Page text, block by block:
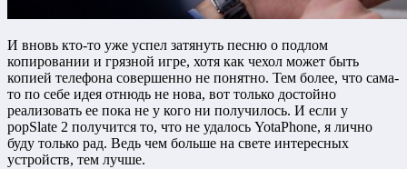
И вновь кто-то уже успел затянуть песню о подлом
копировании и грязной игре, хотя как чехол может быть
копией телефона совершенно не понятно. Тем более, что сама-
то по себе идея отнюдь не нова, вот только достойно
реализовать ее пока не у кого ни получилось. И если у
popSlate 2 получится то, что не удалось YotaPhone, я лично
буду только рад. Ведь чем больше на свете интересных
устройств, тем лучше.